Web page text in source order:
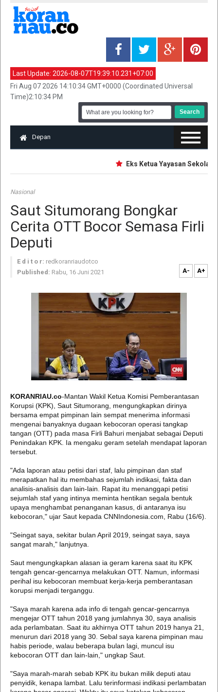
Last Update: 2026-08-07T19:39:10.231+07:00
Fri Aug 07 2026 14:10:34 GMT+0000 (Coordinated Universal
Time)2:10:34 PM
Depan
Eks Ketua Yayasan Sekolah
Nasional
Saut Situmorang Bongkar
Cerita OTT Bocor Semasa Firli
Deputi
E d i t o r: redkoranriaudotco
Published: Rabu, 16 Juni 2021 A- A+
KORANRIAU.co-Mantan Wakil Ketua Komisi Pemberantasan
Korupsi (KPK), Saut Situmorang, mengungkapkan dirinya
bersama empat pimpinan lain sempat menerima informasi
mengenai banyaknya dugaan kebocoran operasi tangkap
tangan (OTT) pada masa Firli Bahuri menjabat sebagai Deputi
Penindakan KPK. Ia mengaku geram setelah mendapat laporan
tersebut.
"Ada laporan atau petisi dari staf, lalu pimpinan dan staf
merapatkan hal itu membahas sejumlah indikasi, fakta dan
analisis-analisis dan lain-lain. Rapat itu menanggapi petisi
sejumlah staf yang intinya meminta hentikan segala bentuk
upaya menghambat penanganan kasus, di antaranya isu
kebocoran," ujar Saut kepada CNNIndonesia.com, Rabu (16/6).
"Seingat saya, sekitar bulan April 2019, seingat saya, saya
sangat marah," lanjutnya.
Saut mengungkapkan alasan ia geram karena saat itu KPK
tengah gencar-gencarnya melakukan OTT. Namun, informasi
perihal isu kebocoran membuat kerja-kerja pemberantasan
korupsi menjadi terganggu.
"Saya marah karena ada info di tengah gencar-gencarnya
mengejar OTT tahun 2018 yang jumlahnya 30, saya analisis
ada perlambatan. Saat itu akhirnya OTT tahun 2019 hanya 21,
menurun dari 2018 yang 30. Sebal saya karena pimpinan mau
habis periode, walau beberapa bulan lagi, muncul isu
kebocoran OTT dan lain-lain," ungkap Saut.
"Saya marah-marah sebab KPK itu bukan milik deputi atau
penyidik, kenapa lambat. Lalu terinformasi indikasi perlambatan